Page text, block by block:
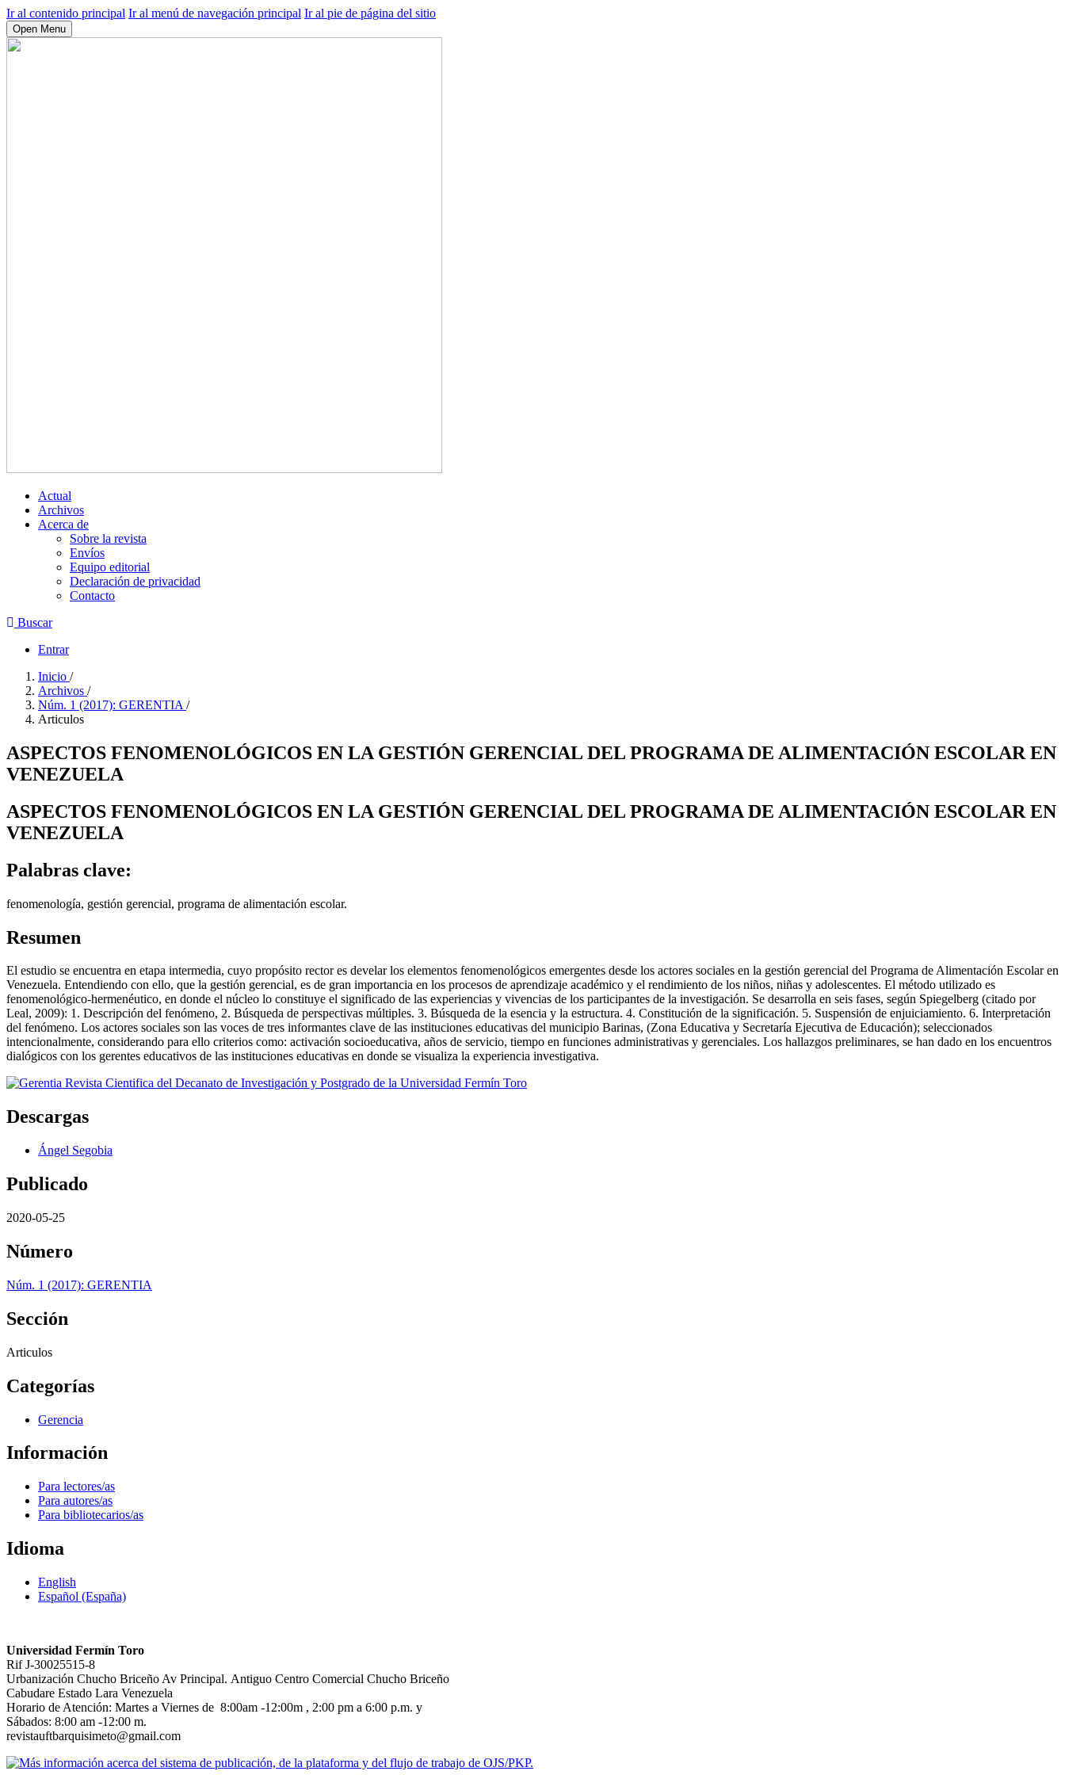
Ir al contenido principal Ir al menú de navegación principal Ir al pie de página del sitio
Open Menu
Actual
Archivos
Acerca de
Sobre la revista
Envíos
Equipo editorial
Declaración de privacidad
Contacto
Buscar
Entrar
Inicio /
Archivos /
Núm. 1 (2017): GERENTIA /
Articulos
ASPECTOS FENOMENOLÓGICOS EN LA GESTIÓN GERENCIAL DEL PROGRAMA DE ALIMENTACIÓN ESCOLAR EN
VENEZUELA
ASPECTOS FENOMENOLÓGICOS EN LA GESTIÓN GERENCIAL DEL PROGRAMA DE ALIMENTACIÓN ESCOLAR EN
VENEZUELA
Palabras clave:
fenomenología, gestión gerencial, programa de alimentación escolar.
Resumen
El estudio se encuentra en etapa intermedia, cuyo propósito rector es develar los elementos fenomenológicos emergentes desde los actores sociales en la gestión gerencial del Programa de Alimentación Escolar en
Venezuela. Entendiendo con ello, que la gestión gerencial, es de gran importancia en los procesos de aprendizaje académico y el rendimiento de los niños, niñas y adolescentes. El método utilizado es
fenomenológico-hermenéutico, en donde el núcleo lo constituye el significado de las experiencias y vivencias de los participantes de la investigación. Se desarrolla en seis fases, según Spiegelberg (citado por
Leal, 2009): 1. Descripción del fenómeno, 2. Búsqueda de perspectivas múltiples. 3. Búsqueda de la esencia y la estructura. 4. Constitución de la significación. 5. Suspensión de enjuiciamiento. 6. Interpretación
del fenómeno. Los actores sociales son las voces de tres informantes clave de las instituciones educativas del municipio Barinas, (Zona Educativa y Secretaría Ejecutiva de Educación); seleccionados
intencionalmente, considerando para ello criterios como: activación socioeducativa, años de servicio, tiempo en funciones administrativas y gerenciales. Los hallazgos preliminares, se han dado en los encuentros
dialógicos con los gerentes educativos de las instituciones educativas en donde se visualiza la experiencia investigativa.
Descargas
Ángel Segobia
Publicado
2020-05-25
Número
Núm. 1 (2017): GERENTIA
Sección
Articulos
Categorías
Gerencia
Información
Para lectores/as
Para autores/as
Para bibliotecarios/as
Idioma
English
Español (España)
Universidad Fermín Toro
Rif J-30025515-8
Urbanización Chucho Briceño Av Principal. Antiguo Centro Comercial Chucho Briceño
Cabudare Estado Lara Venezuela
Horario de Atención: Martes a Viernes de 8:00am -12:00m , 2:00 pm a 6:00 p.m. y
Sábados: 8:00 am -12:00 m.
revistauftbarquisimeto@gmail.com